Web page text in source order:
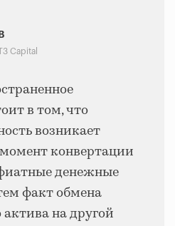
Capital
в том, что
возникает
конвертации
денежные
факт обмена
на другой